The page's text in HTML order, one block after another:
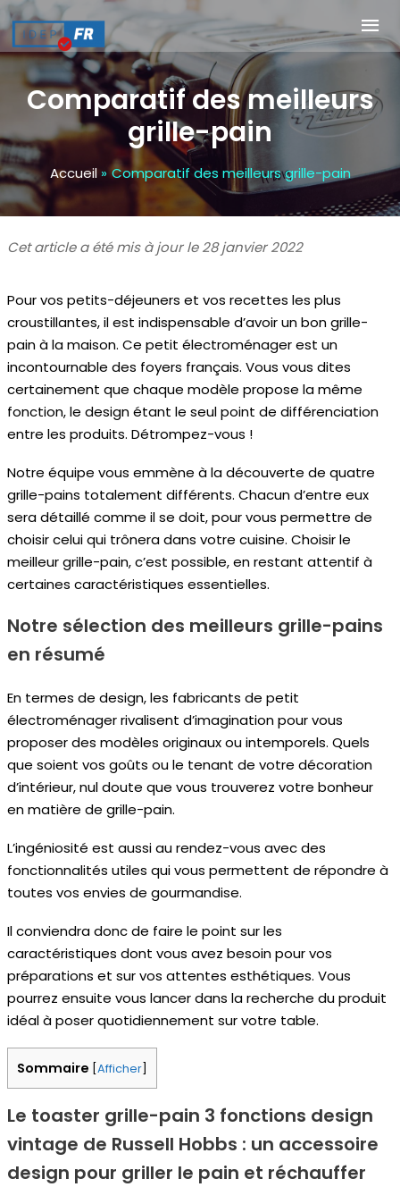
Aller
au
contenu
Comparatif des meilleurs
grille-pain
Accueil Comparatif des meilleurs grille-pain
Cet article a été mis à jour le 28 janvier 2022
Pour vos petits-déjeuners et vos recettes les plus
croustillantes, il est indispensable d’avoir un bon grille-
pain à la maison. Ce petit électroménager est un
incontournable des foyers français. Vous vous dites
certainement que chaque modèle propose la même
fonction, le design étant le seul point de différenciation
entre les produits. Détrompez-vous !
Notre équipe vous emmène à la découverte de quatre
grille-pains totalement différents. Chacun d’entre eux
sera détaillé comme il se doit, pour vous permettre de
choisir celui qui trônera dans votre cuisine. Choisir le
meilleur grille-pain, c’est possible, en restant attentif à
certaines caractéristiques essentielles.
Notre sélection des meilleurs grille-pains
en résumé
En termes de design, les fabricants de petit
électroménager rivalisent d’imagination pour vous
proposer des modèles originaux ou intemporels. Quels
que soient vos goûts ou le tenant de votre décoration
d’intérieur, nul doute que vous trouverez votre bonheur
en matière de grille-pain.
L’ingéniosité est aussi au rendez-vous avec des
fonctionnalités utiles qui vous permettent de répondre à
toutes vos envies de gourmandise.
Il conviendra donc de faire le point sur les
caractéristiques dont vous avez besoin pour vos
préparations et sur vos attentes esthétiques. Vous
pourrez ensuite vous lancer dans la recherche du produit
idéal à poser quotidiennement sur votre table.
Sommaire [Afficher
Le toaster grille-pain 3 fonctions design
vintage de Russell Hobbs : un accessoire
design pour griller le pain et réchauffer